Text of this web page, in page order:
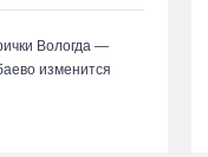
Вологда —
изменится